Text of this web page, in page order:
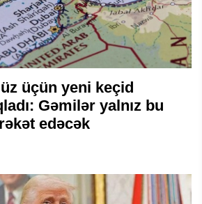
üçün yeni keçid
Gəmilər yalnız bu
edəcək